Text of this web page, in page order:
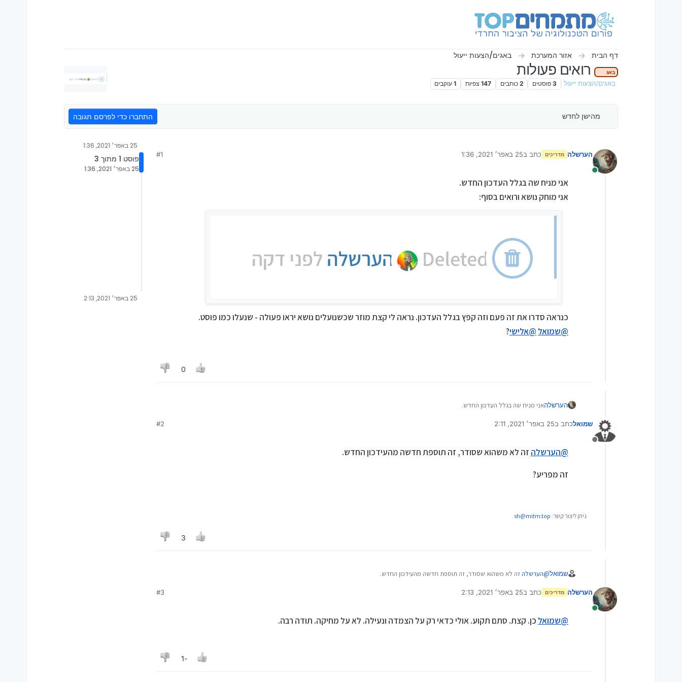
דף הבית אזור המערכת באגים/הצעות ייעול
באג רואים פעולות
באגים/הצעות ייעול 3 פוסטים 2 כותבים 147 צפיות 1 עוקבים
מהישן לחדש התחברו כדי לפרסם תגובה
מחובר
הערשלה מדריכים כתב ב25 באפר׳ 2021, 1:36
נערך לאחרונה על ידי
#1
אני מניח שה בגלל העדכון החדש.
אני מוחק נושא ורואים בסוף:
כנראה סדרו את זה פעם וזה קפץ בגלל העדכון. נראה לי קצת מוזר שכשנועלים נושא יראו פעולה - שנעלו כמו פוסט.
@שמואל @אלישי?
0
הערשלהאני מניח שה בגלל העדכון החדש.
מנותק
שמואלכתב ב25 באפר׳ 2021, 2:11
נערך לאחרונה על ידי
#2
@הערשלה זה לא משהוא שסודר, זה תוספת חדשה מהעידכון החדש.
זה מפריע?
ניתן ליצור קשר: sh@mitm.top
3
שמואל@הערשלהזה לא משהוא שסודר, זה תוספת חדשה מהעידכון החדש.
זה מפריע?
מחובר
הערשלה מדריכים כתב ב25 באפר׳ 2021, 2:13
נערך לאחרונה על ידי
#3
@שמואל כן. קצת. סתם תקוע. אולי כדאי רק על הצמדה ונעילה. לא על מחיקה. תודה רבה.
-1
25 באפר׳ 2021, 1:36
פוסט 1 מתוך 3
25 באפר׳ 2021, 1:36
25 באפר׳ 2021, 2:13